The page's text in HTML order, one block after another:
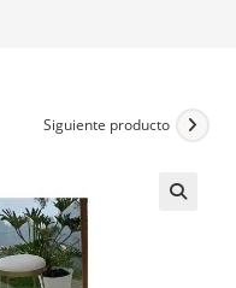
ContactoSiguiente producto